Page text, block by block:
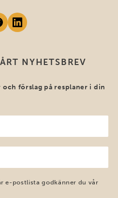
NYHETSBREV
förslag på resplaner i din
e-postlista godkänner du vår